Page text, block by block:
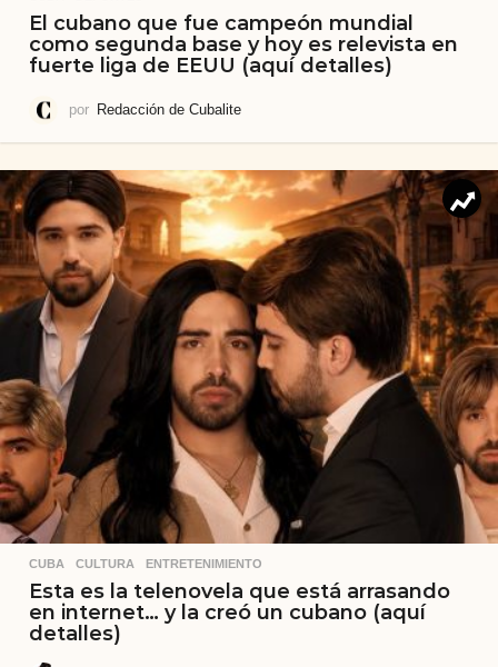
El cubano que fue campeón mundial
como segunda base y hoy es relevista en
fuerte liga de EEUU (aquí detalles)
por Redacción de Cubalite
CUBA ,CULTURA ,ENTRETENIMIENTO
Esta es la telenovela que está arrasando
en internet… y la creó un cubano (aquí
detalles)